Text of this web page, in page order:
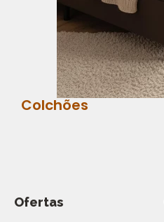
Colchões
Ofertas